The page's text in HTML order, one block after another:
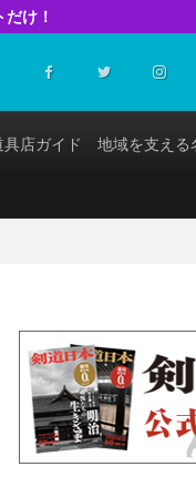
け！
具店ガイド 地域を支える